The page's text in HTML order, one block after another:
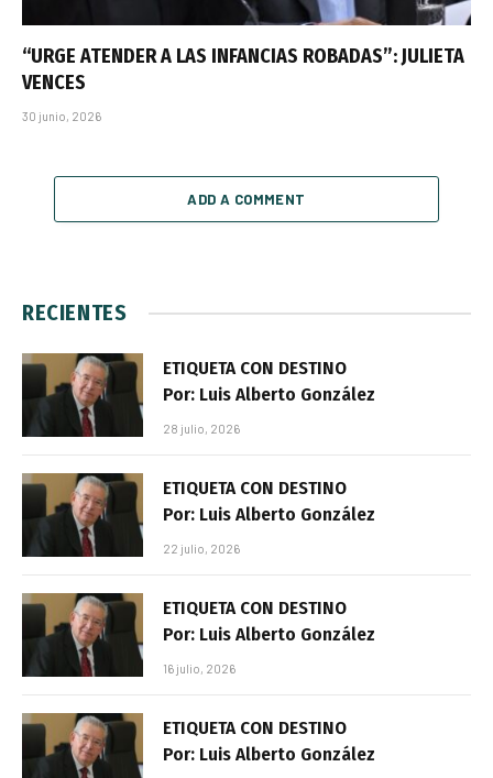
“URGE ATENDER A LAS INFANCIAS ROBADAS”: JULIETA
VENCES
30 junio, 2026
ADD A COMMENT
RECIENTES
ETIQUETA CON DESTINO
Por: Luis Alberto González
28 julio, 2026
ETIQUETA CON DESTINO
Por: Luis Alberto González
22 julio, 2026
ETIQUETA CON DESTINO
Por: Luis Alberto González
16 julio, 2026
ETIQUETA CON DESTINO
Por: Luis Alberto González